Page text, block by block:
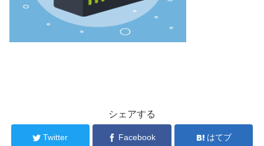
シェアする
Twitter Facebook はてブ